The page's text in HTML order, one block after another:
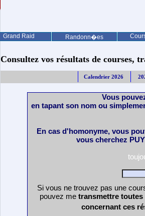
Grand Raid Randonn�es
Consultez vos résultats de courses,
Calendrier 2026
Vous
en tapant son nom ou
En cas d'homonyme, vous
vous cherchez
Si vous ne trouvez pas une
pouvez me transmettre
concernant ces